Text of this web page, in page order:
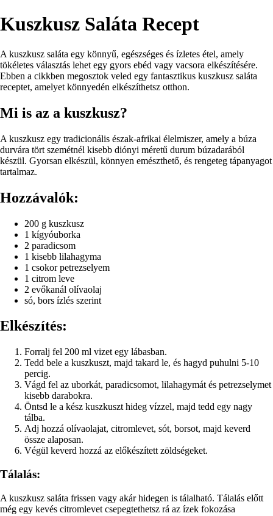
Kuszkusz Saláta Recept
A kuszkusz saláta egy könnyű, egészséges és ízletes étel, amely
tökéletes választás lehet egy gyors ebéd vagy vacsora elkészítésére.
Ebben a cikkben megosztok veled egy fantasztikus kuszkusz saláta
receptet, amelyet könnyedén elkészíthetsz otthon.
Mi is az a kuszkusz?
A kuszkusz egy tradicionális észak-afrikai élelmiszer, amely a búza
durvára tört szemétnél kisebb diónyi méretű durum búzadarából
készül. Gyorsan elkészül, könnyen emészthető, és rengeteg tápanyagot
tartalmaz.
Hozzávalók:
200 g kuszkusz
1 kígyóuborka
2 paradicsom
1 kisebb lilahagyma
1 csokor petrezselyem
1 citrom leve
2 evőkanál olívaolaj
só, bors ízlés szerint
Elkészítés:
Forralj fel 200 ml vizet egy lábasban.
Tedd bele a kuszkuszt, majd takard le, és hagyd puhulni 5-10
percig.
Vágd fel az uborkát, paradicsomot, lilahagymát és petrezselymet
kisebb darabokra.
Öntsd le a kész kuszkuszt hideg vízzel, majd tedd egy nagy
tálba.
Adj hozzá olívaolajat, citromlevet, sót, borsot, majd keverd
össze alaposan.
Végül keverd hozzá az előkészített zöldségeket.
Tálalás:
A kuszkusz saláta frissen vagy akár hidegen is tálalható. Tálalás előtt
még egy kevés citromlevet csepegtethetsz rá az ízek fokozása